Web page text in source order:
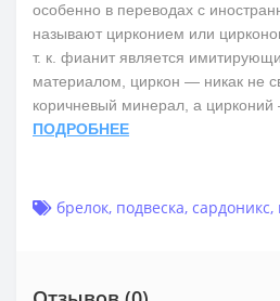
особенно в переводах с
называют цирконием или
т. к. фианит является
материалом, циркон — никак не
коричневый минерал, а
ПОДРОБНЕЕ
брелок, подвеска, сардоникс,